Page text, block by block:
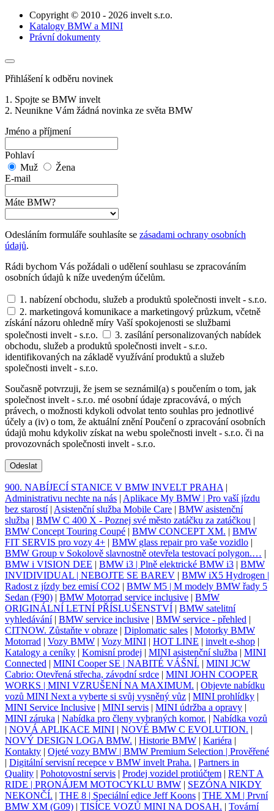
Copyright © 2010 - 2026 invelt s.r.o.
Katalogy BMW a MINI
Právní dokumenty
Přihlášení k odběru novinek
1. Spojte se BMW invelt
2. Neunikne Vám žádná novinka ze světa BMW
Jméno a příjmení
Pohlaví
Muž
Žena
E-mail
Máte BMW?
Odesláním formuláře souhlasíte se zásadami ochrany osobních
údajů.
Rádi bychom Vás požádali o udělení souhlasu se zpracováním
osobních údajů k níže uvedeným účelům.
1. nabízení obchodu, služeb a produktů společnosti invelt - s.r.o.
2. marketingová komunikace a marketingový průzkum, včetně
získání názoru ohledně míry Vaší spokojenosti se službami
společnosti invelt - s.r.o.
3. zasílání personalizovaných nabídek
obchodu, služeb a produktů společnosti invelt - s.r.o.
identifikovaných na základě využívání produktů a služeb
společnosti invelt - s.r.o.
Současně potvrzuji, že jsem se seznámil(a) s poučením o tom, jak
společnost invelt - s.r.o. mé osobní údaje zpracovává, o mých
právech, o možnosti kdykoli odvolat tento souhlas pro jednotlivé
účely a (iv) o tom, že aktuální znění Poučení o zpracování osobních
údajů mohu kdykoliv získat na webu společnosti invelt - s.r.o. či na
provozovnách společnosti invelt - s.r.o.
Odeslat
900. NABÍJECÍ STANICE V BMW INVELT PRAHA |
Administrativu nechte na nás | Aplikace My BMW | Pro vaší jízdu
bez starostí| Asistenční služba Mobile Care | BMW asistenční
služba | BMW C 400 X - Poznej své město zatáčku za zatáčkou |
BMW Concept Touring Coupé | BMW CONCEPT XM. | BMW
FIT SERVIS pro vozy 4+ | BMW glass repair pro vaše vozidlo |
BMW Group v Sokolově slavnostně otevřela testovací polygon.… |
BMW i VISION DEE | BMW i3 | Plně elektrické BMW i3 | BMW
INVIDIVIDUAL | NEBOJTE SE BAREV | BMW iX5 Hydrogen |
Radost z jízdy bez emisí CO2 | BMW M5 | M modely BMW řady 5
Sedan (F90) | BMW Motorrad service inclusive | BMW
ORIGINÁLNÍ LETNÍ PŘÍSLUŠENSTVÍ | BMW satelitní
vyhledávání| BMW service inclusive | BMW service - přehled |
CITNOW. Zůstaňte v obraze | Diplomatic sales | Motorky BMW
Motorrad | Vozy BMW | Vozy MINI | HOT LINE | invelt e-shop |
Katalogy a ceníky | Komisní prodej | MINI asistenční služba | MINI
Connected | MINI Cooper SE | NABITÉ VÁŠNÍ. | MINI JCW
Cabrio: Otevřená střecha, závodní srdce | MINI JOHN COOPER
WORKS | MINI VZRUŠENÍ NA MAXIMUM. | Objevte nabídku
vozů MINI Next a vyberte si svůj vysněný vůz | MINI prohlídky |
MINI Service Inclusive | MINI servis | MINI údržba a opravy |
MINI záruka | Nabídka pro členy vybraných komor. | Nabídka vozů
| NOVÁ APLIKACE MINI | NOVÉ BMW C EVOLUTION. |
NOVÝ DESIGN LOGA BMW. | Historie BMW | Kariéra |
Kontakty | Ojeté vozy BMW | BMW Premium Selection | Prověřené
| Digitální servisní recepce v BMW invelt Praha. | Partners in
Quality | Pohotovostní servis | Prodej vozidel protiúčtem | RENT A
RIDE | PRONÁJEM MOTOCYKLU BMW | SEZÓNA NIKDY
NEKONČÍ. | THE 8 | Speciální edice Jeff Koons | THE XM | První
BMW XM (G09) | TISÍCE VOZŮ MINI NA DOSAH. | Tovární